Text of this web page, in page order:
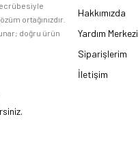
ortağınızdır.
doğru ürün
Hakkımızda
Yardım Merkezi
Siparişlerim
İletişim